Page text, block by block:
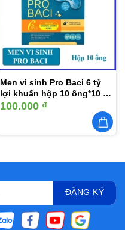
Men vi sinh Pro Baci 6 tỷ
lợi khuẩn hộp 10 ống*10 ml
nâng cao sức khỏe đường
100.000 ₫